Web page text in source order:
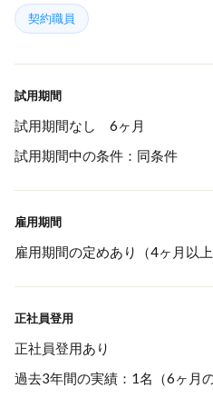
契約職員
試用期間
試用期間なし 6ヶ月
試用期間中の条件：同条件
雇用期間
雇用期間の定めあり（4ヶ月以上
正社員登用
正社員登用あり
過去3年間の実績：1名（6ヶ月